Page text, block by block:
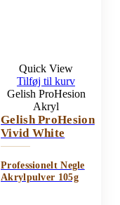
Quick View
Tilføj til kurv
Gelish ProHesion
Akryl
Gelish ProHesion
Vivid White
Professionelt Negle
Akrylpulver 105g